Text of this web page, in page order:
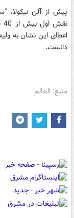
پیش از آلن نیکولا،
اعطای این نشان به
دانست.
منبع: العالم